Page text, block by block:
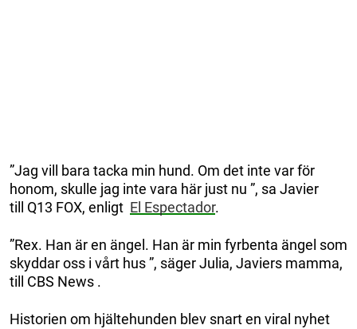
”Jag vill bara tacka min hund. Om det inte var för
honom, skulle jag inte vara här just nu ”, sa Javier
till Q13 FOX, enligt El Espectador.
”Rex. Han är en ängel. Han är min fyrbenta ängel som
skyddar oss i vårt hus ”, säger Julia, Javiers mamma,
till CBS News .
Historien om hjältehunden blev snart en viral nyhet